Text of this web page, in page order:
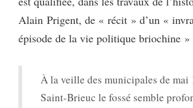
Alain Prigent, de « récit » d’un «
épisode de la vie politique briochine »
À la veille des municipales de mai
Saint-Brieuc le fossé semble